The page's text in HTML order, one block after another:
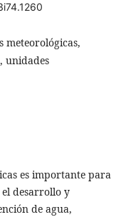
meteorológicas,
unidades
es importante para
el desarrollo y
de agua,